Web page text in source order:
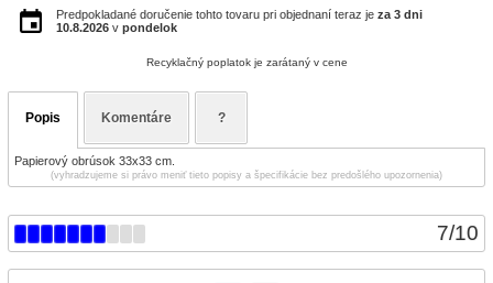
7/10
Predpokladané doručenie tohto tovaru pri objednaní teraz je za 3 dni
10.8.2026 v pondelok
Recyklačný poplatok je zarátaný v cene
Popis Komentáre ?
Papierový obrúsok 33x33 cm.
(vyhradzujeme si právo meniť tieto popisy a špecifikácie bez predošlého upozornenia)